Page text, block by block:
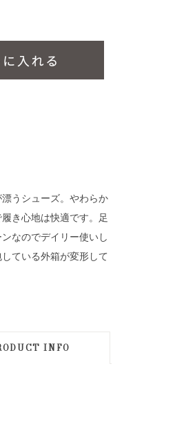
うシューズ。やわらか
き心地は快適です。足
なのでデイリー使いし
ている外箱が変形して
INFO